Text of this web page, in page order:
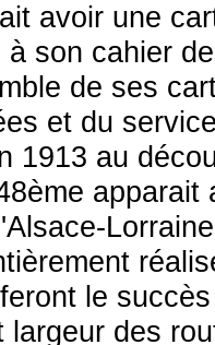
avoir une
à son cahier
de ses
et du
1913 au
apparait
le
largeur des